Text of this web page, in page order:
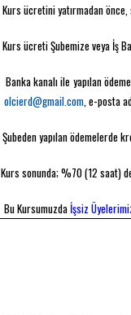
Kurs ücretini yatırmadan
Kurs ücreti Şubemize veya İş
Banka kanalı ile yapılan
olcierd@gmail.com, e-posta
Şubeden yapılan ödemelerde
Kurs sonunda; %70 (12 saat)
Bu Kursumuzda İşsiz